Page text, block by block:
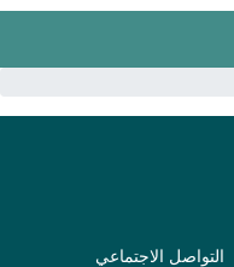
التواصل الاجتماعي